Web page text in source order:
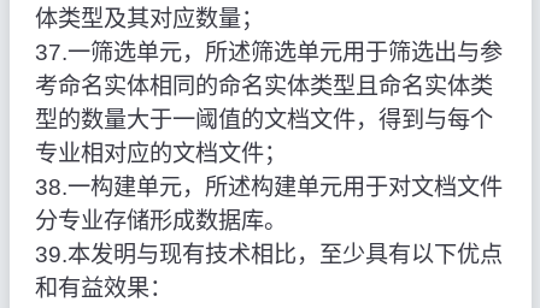
体类型及其对应数量；
37.一筛选单元，所述筛选单元用于筛选出与参
考命名实体相同的命名实体类型且命名实体类
型的数量大于一阈值的文档文件，得到与每个
专业相对应的文档文件；
38.一构建单元，所述构建单元用于对文档文件
分专业存储形成数据库。
39.本发明与现有技术相比，至少具有以下优点
和有益效果：